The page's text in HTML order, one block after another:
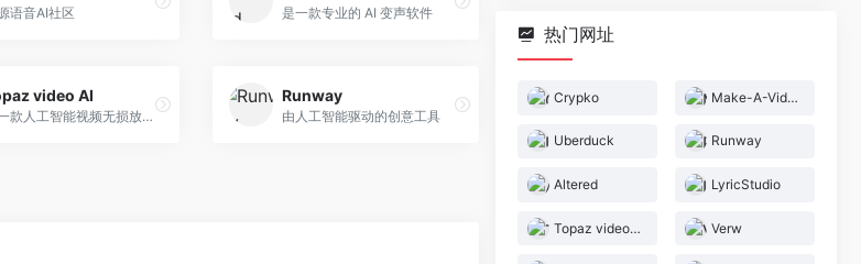
语音AI社区 是一款专业的 AI 变声软件
video AI
是一款人工智能视频无损放大软件
Runway
由人工智能驱动的创意工具
热门网址
Crypko Make-A-Video
Uberduck Runway
Altered LyricStudio
Topaz video AI Verw